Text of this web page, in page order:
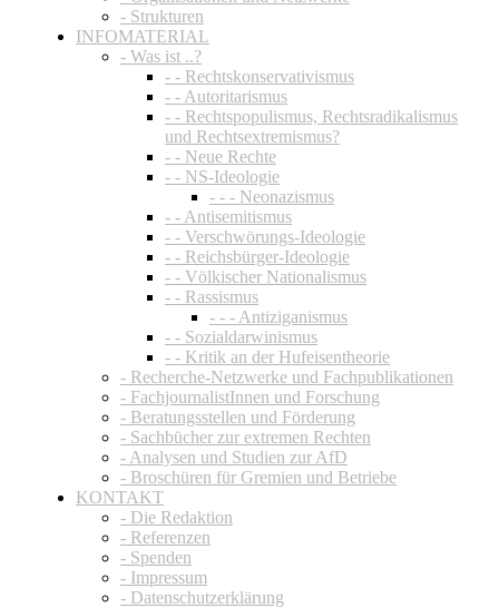
- Strukturen
INFOMATERIAL
- Was ist ..?
- - Rechtskonservativismus
- - Autoritarismus
- - Rechtspopulismus, Rechtsradikalismus
und Rechtsextremismus?
- - Neue Rechte
- - NS-Ideologie
- - - Neonazismus
- - Antisemitismus
- - Verschwörungs-Ideologie
- - Reichsbürger-Ideologie
- - Völkischer Nationalismus
- - Rassismus
- - - Antiziganismus
- - Sozialdarwinismus
- - Kritik an der Hufeisentheorie
- Recherche-Netzwerke und Fachpublikationen
- FachjournalistInnen und Forschung
- Beratungsstellen und Förderung
- Sachbücher zur extremen Rechten
- Analysen und Studien zur AfD
- Broschüren für Gremien und Betriebe
KONTAKT
- Die Redaktion
- Referenzen
- Spenden
- Impressum
- Datenschutzerklärung